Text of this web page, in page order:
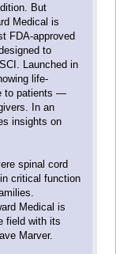
But
Medical is
FDA-approved
to
Launched in
life-
to patients —
In an
insights on
spinal cord
critical function
Medical is
field with its
Marver.